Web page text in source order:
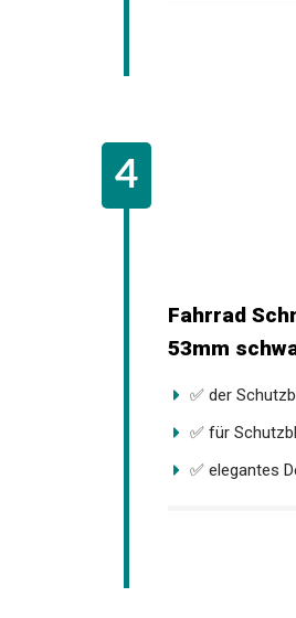
Fahrrad
53mm
✅ der
✅ für
✅ elegantes